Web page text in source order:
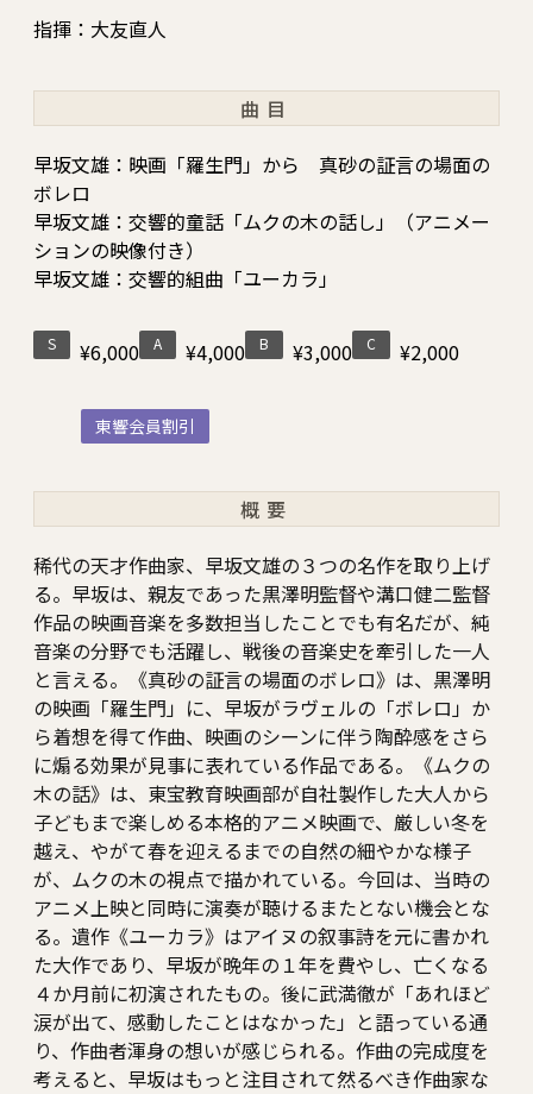
指揮：大友直人
曲目
早坂文雄：映画「羅生門」から 真砂の証言の場面の
ボレロ
早坂文雄：交響的童話「ムクの木の話し」（アニメー
ションの映像付き）
早坂文雄：交響的組曲「ユーカラ」
S ¥6,000 A ¥4,000 B ¥3,000 C ¥2,000
東響会員割引
概要
稀代の天才作曲家、早坂文雄の３つの名作を取り上げ
る。早坂は、親友であった黒澤明監督や溝口健二監督
作品の映画音楽を多数担当したことでも有名だが、純
音楽の分野でも活躍し、戦後の音楽史を牽引した一人
と言える。《真砂の証言の場面のボレロ》は、黒澤明
の映画「羅生門」に、早坂がラヴェルの「ボレロ」か
ら着想を得て作曲、映画のシーンに伴う陶酔感をさら
に煽る効果が見事に表れている作品である。《ムクの
木の話》は、東宝教育映画部が自社製作した大人から
子どもまで楽しめる本格的アニメ映画で、厳しい冬を
越え、やがて春を迎えるまでの自然の細やかな様子
が、ムクの木の視点で描かれている。今回は、当時の
アニメ上映と同時に演奏が聴けるまたとない機会とな
る。遺作《ユーカラ》はアイヌの叙事詩を元に書かれ
た大作であり、早坂が晩年の１年を費やし、亡くなる
４か月前に初演されたもの。後に武満徹が「あれほど
涙が出て、感動したことはなかった」と語っている通
り、作曲者渾身の想いが感じられる。作曲の完成度を
考えると、早坂はもっと注目されて然るべき作曲家な